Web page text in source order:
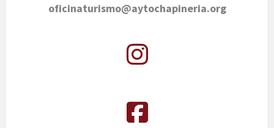
oficinaturismo@aytochapineria.org